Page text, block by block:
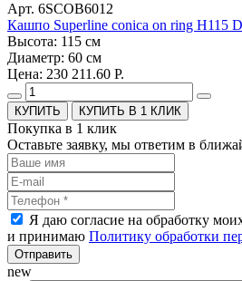
Арт. 6SCOB6012
Кашпо Superline conica on ring H115
Высота: 115 см
Диаметр: 60 см
Цена: 230 211.60 Р.
КУПИТЬ В 1 КЛИК
Покупка в 1 клик
Оставьте заявку, мы ответим в
Я даю согласие на обработку
и принимаю Политику обработки
Отправить
new